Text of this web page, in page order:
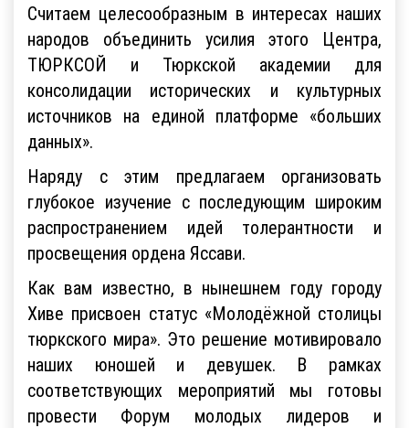
Считаем целесообразным в интересах наших
народов объединить усилия этого Центра,
ТЮРКСОЙ и Тюркской академии для
консолидации исторических и культурных
источников на единой платформе «больших
данных».
Наряду с этим предлагаем организовать
глубокое изучение с последующим широким
распространением идей толерантности и
просвещения ордена Яссави.
Как вам известно, в нынешнем году городу
Хиве присвоен статус «Молодёжной столицы
тюркского мира». Это решение мотивировало
наших юношей и девушек. В рамках
соответствующих мероприятий мы готовы
провести Форум молодых лидеров и